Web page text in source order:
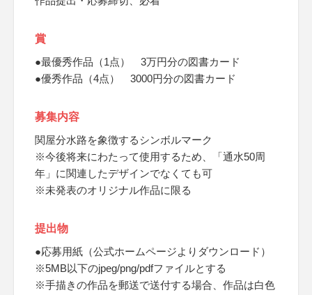
賞
●最優秀作品（1点） 3万円分の図書カード
●優秀作品（4点） 3000円分の図書カード
募集内容
関屋分水路を象徴するシンボルマーク
※今後将来にわたって使用するため、「通水50周
年」に関連したデザインでなくても可
※未発表のオリジナル作品に限る
提出物
●応募用紙（公式ホームページよりダウンロード）
※5MB以下のjpeg/png/pdfファイルとする
※手描きの作品を郵送で送付する場合、作品は白色